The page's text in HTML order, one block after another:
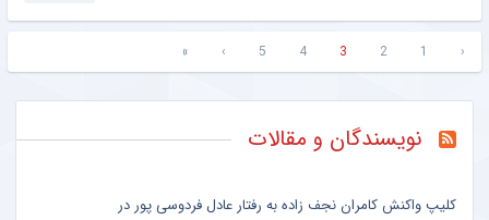
‹
1
2
3
4
5
›
»
نویسندگان و مقالات
کلیپ واکنش کامران نجف زاده به رفتار عادل فردوسی پور در